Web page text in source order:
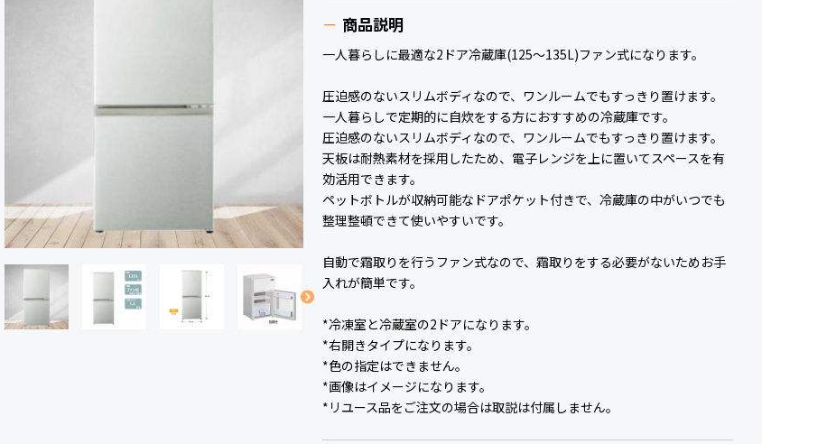
商品説明
一人暮らしに最適な2ドア冷蔵庫(125〜135L)ファン式になります。
圧迫感のないスリムボディなので、ワンルームでもすっきり置けます。
一人暮らしで定期的に自炊をする方におすすめの冷蔵庫です。
圧迫感のないスリムボディなので、ワンルームでもすっきり置けます。
天板は耐熱素材を採用したため、電子レンジを上に置いてスペースを有
効活用できます。
ペットボトルが収納可能なドアポケット付きで、冷蔵庫の中がいつでも
整理整頓できて使いやすいです。
自動で霜取りを行うファン式なので、霜取りをする必要がないためお手
入れが簡単です。
*冷凍室と冷蔵室の2ドアになります。
*右開きタイプになります。
*色の指定はできません。
*画像はイメージになります。
*リユース品をご注文の場合は取説は付属しません。